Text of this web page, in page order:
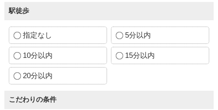
駅徒歩
指定なし 5分以内
10分以内 15分以内
20分以内
こだわりの条件